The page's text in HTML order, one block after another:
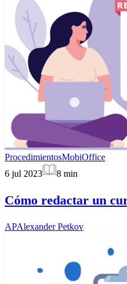
ProcedimientosMobiOffice
6 jul 2023
8 min
Cómo redactar un
APAlexander Petkov